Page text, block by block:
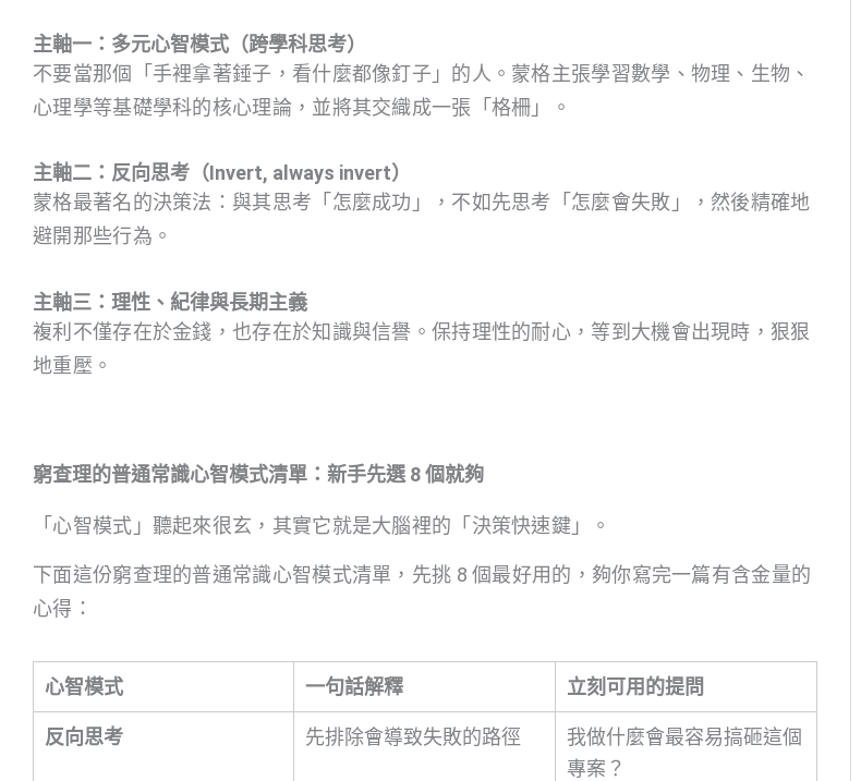
主軸一：多元心智模式（跨學科思考）
不要當那個「手裡拿著錘子，看什麼都像釘子」的人。蒙格主張學習數學、物理、生物、
心理學等基礎學科的核心理論，並將其交織成一張「格柵」。
主軸二：反向思考（Invert, always invert）
蒙格最著名的決策法：與其思考「怎麼成功」，不如先思考「怎麼會失敗」，然後精確地
避開那些行為。
主軸三：理性、紀律與長期主義
複利不僅存在於金錢，也存在於知識與信譽。保持理性的耐心，等到大機會出現時，狠狠
地重壓。
窮查理的普通常識心智模式清單：新手先選 8 個就夠
「心智模式」聽起來很玄，其實它就是大腦裡的「決策快速鍵」。
下面這份窮查理的普通常識心智模式清單，先挑 8 個最好用的，夠你寫完一篇有含金量的
心得：
心智模式 一句話解釋 立刻可用的提問
反向思考 先排除會導致失敗的路徑
我做什麼會最容易搞砸這個
專案？